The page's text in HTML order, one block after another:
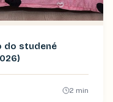
do studené
2 min